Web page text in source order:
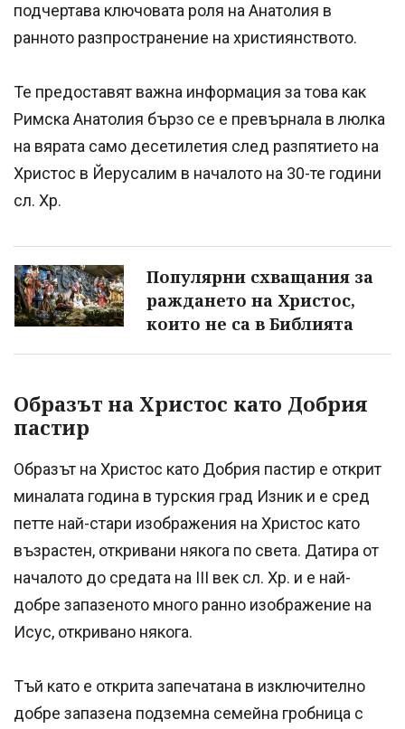
подчертава ключовата роля на Анатолия в
ранното разпространение на християнството.
Те предоставят важна информация за това как
Римска Анатолия бързо се е превърнала в люлка
на вярата само десетилетия след разпятието на
Христос в Йерусалим в началото на 30-те години
сл. Хр.
Популярни схващания за
раждането на Христос,
които не са в Библията
Образът на Христос като Добрия
пастир
Образът на Христос като Добрия пастир е открит
миналата година в турския град Изник и е сред
петте най-стари изображения на Христос като
възрастен, откривани някога по света. Датира от
началото до средата на III век сл. Хр. и е най-
добре запазеното много ранно изображение на
Исус, откривано някога.
Тъй като е открита запечатана в изключително
добре запазена подземна семейна гробница с